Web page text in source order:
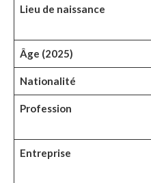
Lieu de naissance
Âge (2025)
Nationalité
Profession
Entreprise